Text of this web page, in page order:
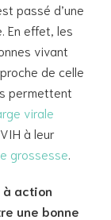
passé d’une
En effet, les
vivant
de celle
permettent
virale
à leur
grossesse
à action
une bonne